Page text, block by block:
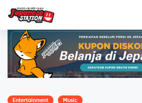
Entertainment Music